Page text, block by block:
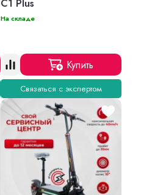
C1 Plus
На складе
Купить
Связаться с экспертом